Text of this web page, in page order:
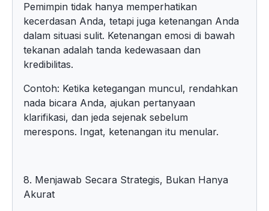
Pemimpin tidak hanya memperhatikan
kecerdasan Anda, tetapi juga ketenangan Anda
dalam situasi sulit. Ketenangan emosi di bawah
tekanan adalah tanda kedewasaan dan
kredibilitas.
Contoh: Ketika ketegangan muncul, rendahkan
nada bicara Anda, ajukan pertanyaan
klarifikasi, dan jeda sejenak sebelum
merespons. Ingat, ketenangan itu menular.
8. Menjawab Secara Strategis, Bukan Hanya
Akurat